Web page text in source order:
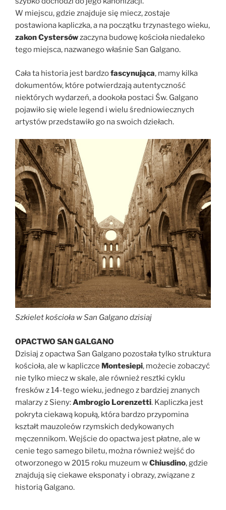
W miejscu, gdzie znajduje się miecz, zostaje
postawiona kapliczka, a na początku trzynastego wieku,
zakon Cystersówzaczyna budowę kościoła niedaleko
tego miejsca, nazwanego właśnie San Galgano.
Cała ta historia jest bardzofascynująca, mamy kilka
dokumentów, które potwierdzają autentyczność
niektórych wydarzeń, a dookoła postaci Św. Galgano
pojawiło się wiele legend i wielu średniowiecznych
artystów przedstawiło go na swoich dziełach.
Szkielet kościoła w San Galgano dzisiaj
OPACTWO SAN GALGANO
Dzisiaj z opactwa San Galgano pozostała tylko struktura
kościoła, ale w kapliczce Montesiepi, możecie zobaczyć
nie tylko miecz w skale, ale również resztki cyklu
fresków z 14-tego wieku, jednego z bardziej znanych
malarzy z Sieny:Ambrogio Lorenzetti. Kapliczka jest
pokryta ciekawą kopułą, która bardzo przypomina
kształt mauzoleów rzymskich dedykowanych
męczennikom. Wejście do opactwa jest płatne, ale w
cenie tego samego biletu, można również wejść do
otworzonego w 2015 roku muzeum wChiusdino, gdzie
znajdują się ciekawe eksponaty i obrazy, związane z
historią Galgano.